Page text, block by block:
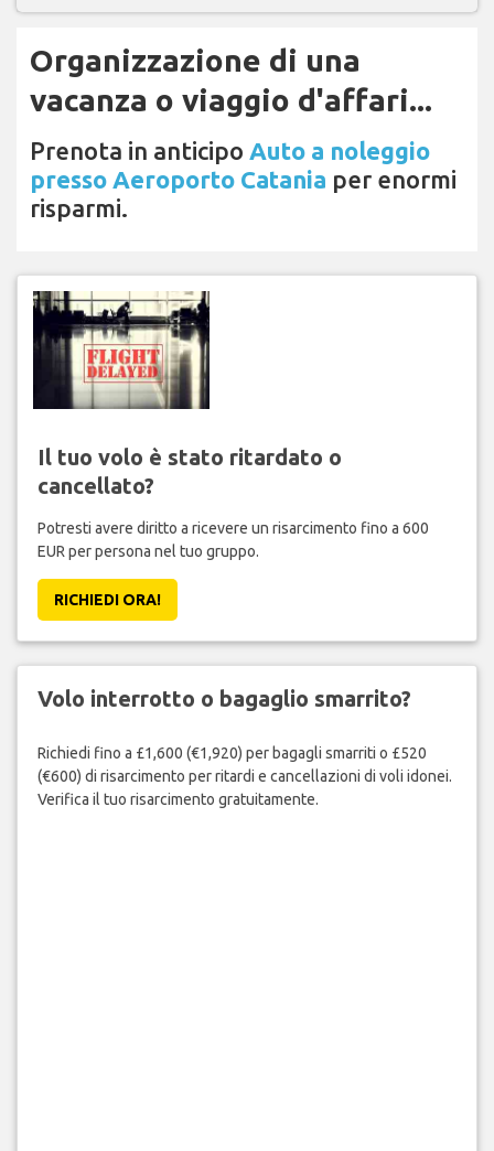
Organizzazione di una
vacanza o viaggio d'affari...
Prenota in anticipo Auto a noleggio
presso Aeroporto Catania per enormi
risparmi.
Il tuo volo è stato ritardato o
cancellato?
Potresti avere diritto a ricevere un risarcimento fino a 600
EUR per persona nel tuo gruppo.
RICHIEDI ORA!
Volo interrotto o bagaglio smarrito?
Richiedi fino a £1,600 (€1,920) per bagagli smarriti o £520
(€600) di risarcimento per ritardi e cancellazioni di voli idonei.
Verifica il tuo risarcimento gratuitamente.